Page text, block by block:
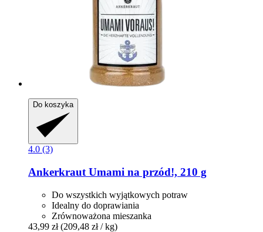
Do koszyka
4.0 (3)
Ankerkraut Umami na przód!, 210 g
Do wszystkich wyjątkowych potraw
Idealny do doprawiania
Zrównoważona mieszanka
43,99 zł (209,48 zł / kg)